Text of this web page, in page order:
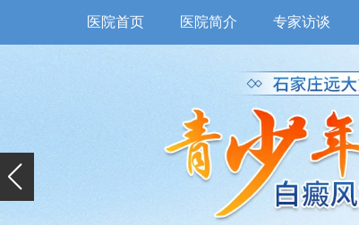
医院首页 医院简介 专家访谈